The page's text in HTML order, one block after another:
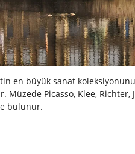
en büyük sanat
Picasso, Klee, Richter,
bulunur.